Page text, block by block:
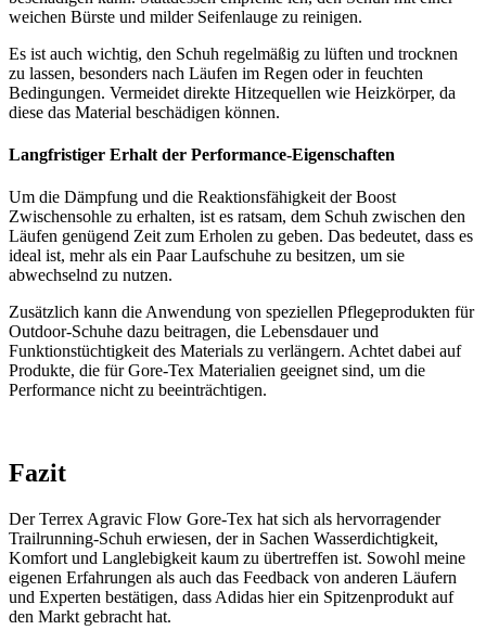
weichen Bürste und milder Seifenlauge zu reinigen.
Es ist auch wichtig, den Schuh regelmäßig zu lüften und trocknen
zu lassen, besonders nach Läufen im Regen oder in feuchten
Bedingungen. Vermeidet direkte Hitzequellen wie Heizkörper, da
diese das Material beschädigen können.
Langfristiger Erhalt der Performance-Eigenschaften
Um die Dämpfung und die Reaktionsfähigkeit der Boost
Zwischensohle zu erhalten, ist es ratsam, dem Schuh zwischen den
Läufen genügend Zeit zum Erholen zu geben. Das bedeutet, dass es
ideal ist, mehr als ein Paar Laufschuhe zu besitzen, um sie
abwechselnd zu nutzen.
Zusätzlich kann die Anwendung von speziellen Pflegeprodukten für
Outdoor-Schuhe dazu beitragen, die Lebensdauer und
Funktionstüchtigkeit des Materials zu verlängern. Achtet dabei auf
Produkte, die für Gore-Tex Materialien geeignet sind, um die
Performance nicht zu beeinträchtigen.
Fazit
Der Terrex Agravic Flow Gore-Tex hat sich als hervorragender
Trailrunning-Schuh erwiesen, der in Sachen Wasserdichtigkeit,
Komfort und Langlebigkeit kaum zu übertreffen ist. Sowohl meine
eigenen Erfahrungen als auch das Feedback von anderen Läufern
und Experten bestätigen, dass Adidas hier ein Spitzenprodukt auf
den Markt gebracht hat.